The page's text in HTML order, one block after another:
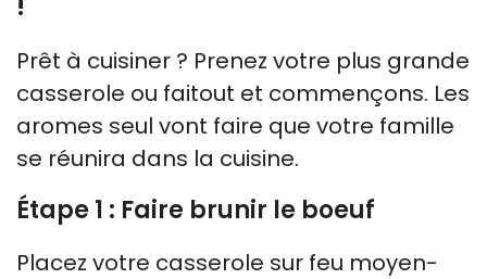
Prêt à cuisiner ? Prenez votre plus grande
casserole ou faitout et commençons. Les
aromes seul vont faire que votre famille
se réunira dans la cuisine.
Étape 1 : Faire brunir le boeuf
Placez votre casserole sur feu moyen-